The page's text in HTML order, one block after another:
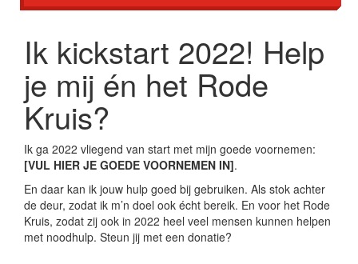
Ik kickstart 2022! Help
je mij én het Rode
Kruis?
Ik ga 2022 vliegend van start met mijn goede voornemen:
[VUL HIER JE GOEDE VOORNEMEN IN].
En daar kan ik jouw hulp goed bij gebruiken. Als stok achter
de deur, zodat ik m’n doel ook écht bereik. En voor het Rode
Kruis, zodat zij ook in 2022 heel veel mensen kunnen helpen
met noodhulp. Steun jij met een donatie?